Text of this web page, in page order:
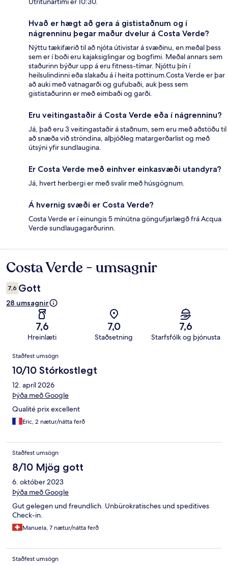
Hvað er hægt að gera á gististaðnum og í
nágrenninu þegar maður dvelur á Costa Verde?
Nýttu tækifærið til að njóta útivistar á svæðinu, en meðal þess
sem er í boði eru kajaksiglingar og bogfimi. Meðal annars sem
staðurinn býður upp á eru fitness-tímar. Njóttu þín í
heilsulindinni eða slakaðu á í heita pottinum.Costa Verde er þar
að auki með vatnagarði og gufubaði, auk þess sem
gististaðurinn er með eimbaði og garði.
Eru veitingastaðir á Costa Verde eða í nágrenninu?
Já, það eru 3 veitingastaðir á staðnum, sem eru með aðstöðu til
að snæða við ströndina, alþjóðleg matargerðarlist og með
útsýni yfir sundlaugina.
Er Costa Verde með einhver einkasvæði utandyra?
Já, hvert herbergi er með svalir með húsgögnum.
Á hvernig svæði er Costa Verde?
Costa Verde er í einungis 5 mínútna göngufjarlægð frá Acqua
Verde sundlaugagarðurinn.
Umsagnir
Costa Verde - umsagnir
7,6 Gott
28 umsagnir
7,6
Hreinlæti
7,0
Staðsetning
7,6
Starfsfólk og þjónusta
Umsagnir
Staðfest umsögn
10/10 Stórkostlegt
12. apríl 2026
Þýða með Google
Qualité prix excellent
Eric, 2 nætur/nátta ferð
Staðfest umsögn
8/10 Mjög gott
6. október 2023
Þýða með Google
Gut gelegen und freundlich. Unbürokratisches und speditives
Check-in.
Manuela, 7 nætur/nátta ferð
Staðfest umsögn